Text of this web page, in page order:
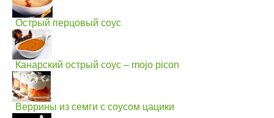
Острый перцовый соус
Канарский острый соус – mojo picon
Веррины из семги с соусом цацики